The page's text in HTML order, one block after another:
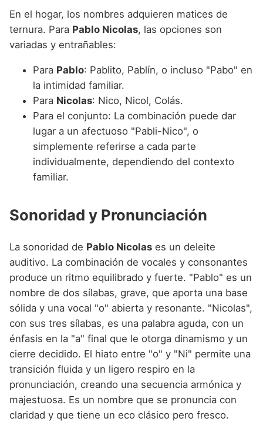
En el hogar, los nombres adquieren matices de
ternura. Para Pablo Nicolas, las opciones son
variadas y entrañables:
Para Pablo: Pablito, Pablín, o incluso "Pabo" en
la intimidad familiar.
Para Nicolas: Nico, Nicol, Colás.
Para el conjunto: La combinación puede dar
lugar a un afectuoso "Pabli-Nico", o
simplemente referirse a cada parte
individualmente, dependiendo del contexto
familiar.
Sonoridad y Pronunciación
La sonoridad de Pablo Nicolas es un deleite
auditivo. La combinación de vocales y consonantes
produce un ritmo equilibrado y fuerte. "Pablo" es un
nombre de dos sílabas, grave, que aporta una base
sólida y una vocal "o" abierta y resonante. "Nicolas",
con sus tres sílabas, es una palabra aguda, con un
énfasis en la "a" final que le otorga dinamismo y un
cierre decidido. El hiato entre "o" y "Ni" permite una
transición fluida y un ligero respiro en la
pronunciación, creando una secuencia armónica y
majestuosa. Es un nombre que se pronuncia con
claridad y que tiene un eco clásico pero fresco.